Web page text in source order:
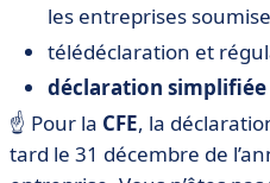
les entreprises
télédéclaration et
déclaration simplifiée
☝️ Pour la CFE, la
tard le 31 décembre de